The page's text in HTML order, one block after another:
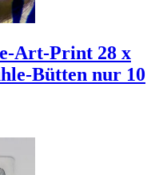
Art-Print 28 x
Bütten nur 10